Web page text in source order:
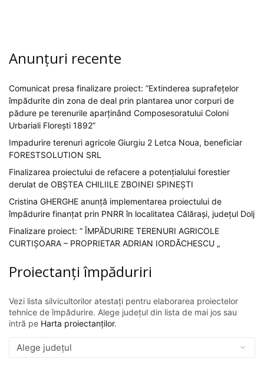
Anunțuri recente
Comunicat presa finalizare proiect: ”Extinderea suprafețelor
împădurite din zona de deal prin plantarea unor corpuri de
pădure pe terenurile aparținând Composesoratului Coloni
Urbariali Florești 1892”
Impadurire terenuri agricole Giurgiu 2 Letca Noua, beneficiar
FORESTSOLUTION SRL
Finalizarea proiectului de refacere a potențialului forestier
derulat de OBȘTEA CHILIILE ZBOINEI SPINEȘTI
Cristina GHERGHE anunță implementarea proiectului de
împădurire finanțat prin PNRR în localitatea Călărași, județul Dolj
Finalizare proiect: ” ÎMPĂDURIRE TERENURI AGRICOLE
CURTIȘOARA – PROPRIETAR ADRIAN IORDĂCHESCU „
Proiectanți împăduriri
Vezi lista silvicultorilor atestați pentru elaborarea proiectelor
tehnice de împădurire. Alege județul din lista de mai jos sau
intră pe Harta proiectanților.